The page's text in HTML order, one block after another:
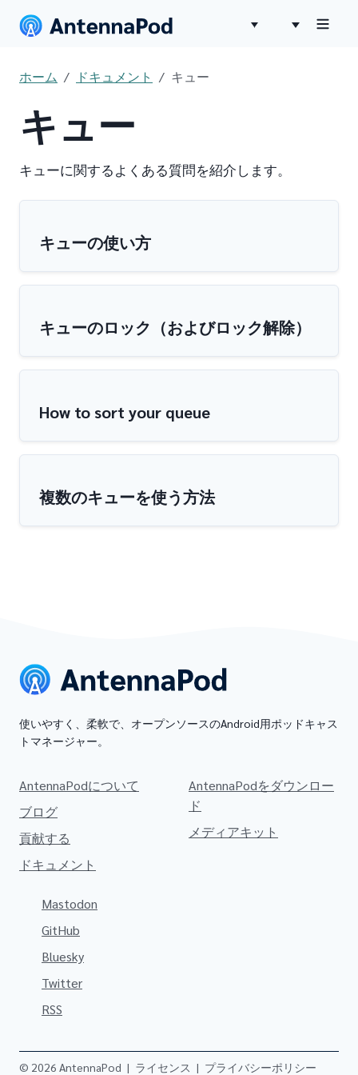
ホーム ドキュメント キュー
キュー
キューに関するよくある質問を紹介します。
キューの使い方
キューのロック（およびロック解除）
How to sort your queue
複数のキューを使う方法
使いやすく、柔軟で、オープンソースのAndroid用ポッドキャス
トマネージャー。
AntennaPodについて
ブログ
貢献する
ドキュメント
AntennaPodをダウンロー
ド
メディアキット
Mastodon
GitHub
Bluesky
Twitter
RSS
© 2026 AntennaPod | ライセンス | プライバシーポリシー